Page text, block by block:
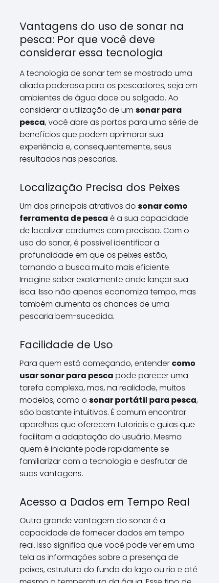
Vantagens do uso de sonar na
pesca: Por que você deve
considerar essa tecnologia
A tecnologia de sonar tem se mostrado uma
aliada poderosa para os pescadores, seja em
ambientes de água doce ou salgada. Ao
considerar a utilização de um sonar para
pesca, você abre as portas para uma série de
benefícios que podem aprimorar sua
experiência e, consequentemente, seus
resultados nas pescarias.
Localização Precisa dos Peixes
Um dos principais atrativos do sonar como
ferramenta de pesca é a sua capacidade
de localizar cardumes com precisão. Com o
uso do sonar, é possível identificar a
profundidade em que os peixes estão,
tornando a busca muito mais eficiente.
Imagine saber exatamente onde lançar sua
isca. Isso não apenas economiza tempo, mas
também aumenta as chances de uma
pescaria bem-sucedida.
Facilidade de Uso
Para quem está começando, entender como
usar sonar para pesca pode parecer uma
tarefa complexa, mas, na realidade, muitos
modelos, como o sonar portátil para pesca,
são bastante intuitivos. É comum encontrar
aparelhos que oferecem tutoriais e guias que
facilitam a adaptação do usuário. Mesmo
quem é iniciante pode rapidamente se
familiarizar com a tecnologia e desfrutar de
suas vantagens.
Acesso a Dados em Tempo Real
Outra grande vantagem do sonar é a
capacidade de fornecer dados em tempo
real. Isso significa que você pode ver em uma
tela as informações sobre a presença de
peixes, estrutura do fundo do lago ou rio e até